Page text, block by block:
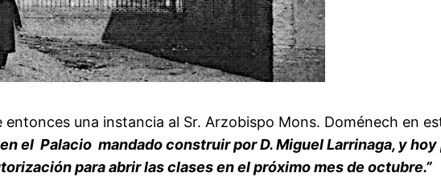
entonces una instancia al Sr. Arzobispo Mons. Doménech en
el Palacio mandado construir por D. Miguel Larrinaga, y hoy
para abrir las clases en el próximo mes de octubre.”